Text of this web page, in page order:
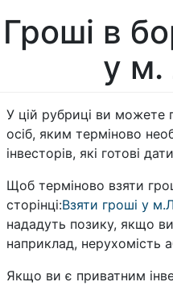
Гроші в
у м.
У цій рубриці ви можете
осіб, яким терміново
інвесторів, які готові
Щоб терміново взяти
сторінці:Взяти гроші у
нададуть позику, якщо
наприклад, нерухомість
Якщо ви є приватним